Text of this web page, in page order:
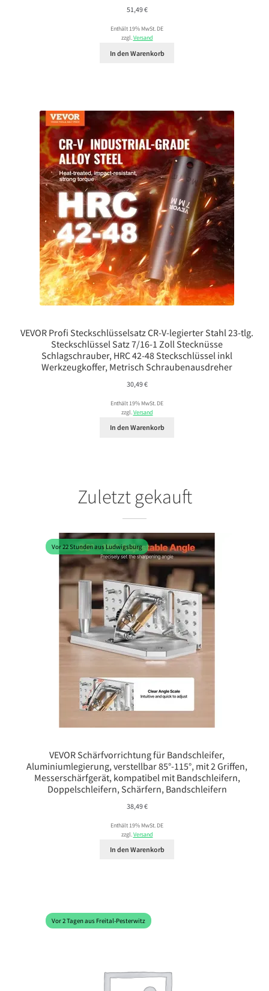
51,49€
Enthält 19% MwSt. DE
zzgl.Versand
In den Warenkorb
VEVOR Profi Steckschlüsselsatz CR-V-legierter Stahl 23-tlg.
Steckschlüssel Satz 7/16-1 Zoll Stecknüsse
Schlagschrauber, HRC 42-48 Steckschlüssel inkl
Werkzeugkoffer, Metrisch Schraubenausdreher
30,49€
Enthält 19% MwSt. DE
zzgl.Versand
In den Warenkorb
Zuletzt gekauft
Vor 22 Stunden aus Ludwigsburg
VEVOR Schärfvorrichtung für Bandschleifer,
Aluminiumlegierung, verstellbar 85°-115°, mit 2 Griffen,
Messerschärfgerät, kompatibel mit Bandschleifern,
Doppelschleifern, Schärfern, Bandschleifern
38,49€
Enthält 19% MwSt. DE
zzgl.Versand
In den Warenkorb
Vor 2 Tagen aus Freital-Pesterwitz